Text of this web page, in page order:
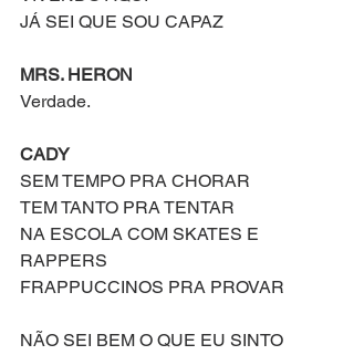
JÁ SEI QUE SOU CAPAZ
MRS. HERON
Verdade.
CADY
SEM TEMPO PRA CHORAR
TEM TANTO PRA TENTAR
NA ESCOLA COM SKATES E
RAPPERS
FRAPPUCCINOS PRA PROVAR
NÃO SEI BEM O QUE EU SINTO